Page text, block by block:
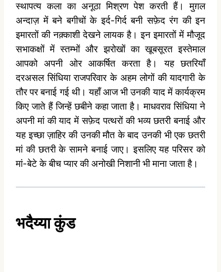
स्थापत्य कला का अनूठा मिश्रण पेश करती हैं। मुग़ल
अन्दाज़ में बने बगीचों के इर्द-गिर्द बनी सफ़ेद रंग की इन
इमारतों की नक़्काशी देखने लायक है। इन इमारतों में मौजूद
सभाकक्षों में स्तम्भों और झरोखों का खूबसूरत इस्तेमाल
आपको अपनी ओर आकर्षित करता है। यह छतरियाँ
दरअसल सिंधिया राजपरिवार के अहम लोगों की यादगारी के
तौर पर बनाई गई थी। यहाँ आज भी उनकी याद में कार्यक्रम
किए जाते हैं जिन्हें छबीने कहा जाता है। माधवराव सिंधिया ने
अपनी मां की याद में सफ़ेद पत्थरों की भव्य छतरी बनाई और
यह इच्छा ज़ाहिर की उनकी मौत के बाद उनकी भी एक छतरी
मां की छतरी के सामने बनाई जाए। इसलिए यह परिसर को
मां-बेटे के बीच प्यार की अनोखी निशानी भी माना जाता है।
भदैय्याकुंड